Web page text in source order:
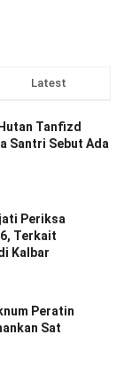
Latest
Tanfizd
Santri Sebut Ada
Periksa
Terkait
Kalbar
Peratin
Sat